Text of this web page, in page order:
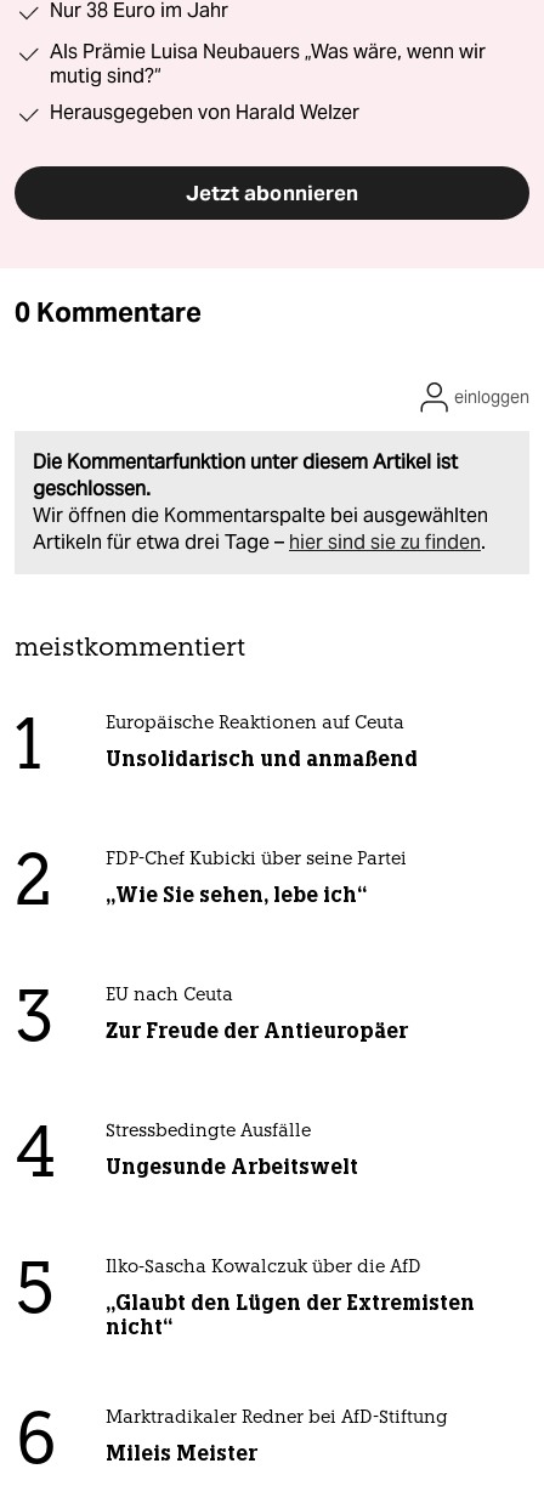
Nur 38 Euro im Jahr
Als Prämie Luisa Neubauers „Was wäre, wenn wir
mutig sind?“
Herausgegeben von Harald Welzer
Jetzt abonnieren
0 Kommentare
Die Kommentarfunktion unter diesem Artikel ist
geschlossen.
Wir öffnen die Kommentarspalte bei ausgewählten
Artikeln für etwa drei Tage – hier sind sie zu finden.
einloggen
meistkommentiert
1 Europäische Reaktionen auf Ceuta
Unsolidarisch und anmaßend
2 FDP-Chef Kubicki über seine Partei
„Wie Sie sehen, lebe ich“
3 EU nach Ceuta
Zur Freude der Antieuropäer
4 Stressbedingte Ausfälle
Ungesunde Arbeitswelt
5 Ilko-Sascha Kowalczuk über die AfD
„Glaubt den Lügen der Extremisten
nicht“
6 Marktradikaler Redner bei AfD-Stiftung
Mileis Meister